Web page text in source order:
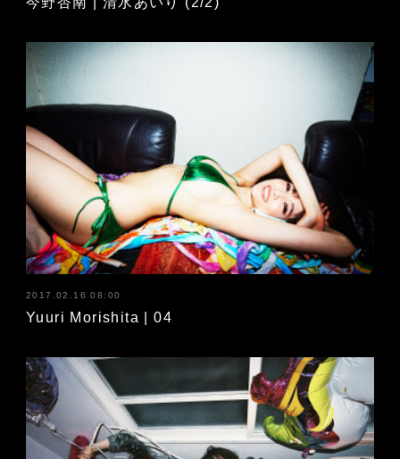
2017.02.16 08:00
Yuuri Morishita | 04